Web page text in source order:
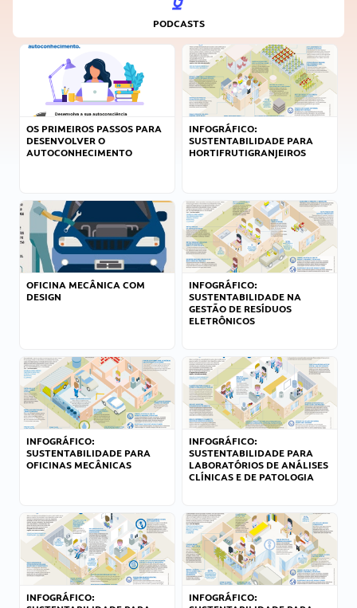
PODCASTS
OS PRIMEIROS PASSOS PARA
DESENVOLVER O
AUTOCONHECIMENTO
INFOGRÁFICO:
SUSTENTABILIDADE PARA
HORTIFRUTIGRANJEIROS
OFICINA MECÂNICA COM
DESIGN
INFOGRÁFICO:
SUSTENTABILIDADE NA
GESTÃO DE RESÍDUOS
ELETRÔNICOS
INFOGRÁFICO:
SUSTENTABILIDADE PARA
OFICINAS MECÂNICAS
INFOGRÁFICO:
SUSTENTABILIDADE PARA
LABORATÓRIOS DE ANÁLISES
CLÍNICAS E DE PATOLOGIA
INFOGRÁFICO:
INFOGRÁFICO: